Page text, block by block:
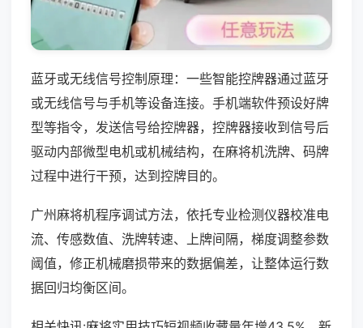
蓝牙或无线信号控制原理：一些智能控牌器通过蓝牙
或无线信号与手机等设备连接。手机端软件预设好牌
型等指令，发送信号给控牌器，控牌器接收到信号后
驱动内部微型电机或机械结构，在麻将机洗牌、码牌
过程中进行干预，达到控牌目的。
广州麻将机程序调试方法，依托专业检测仪器校准电
流、传感数值、洗牌转速、上牌间隔，梯度调整参数
阈值，修正机械磨损带来的数据偏差，让整体运行数
据回归均衡区间。